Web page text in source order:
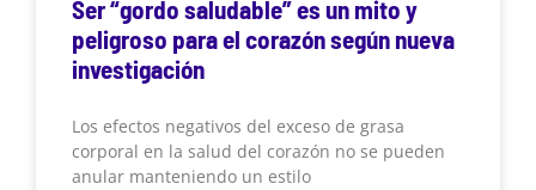
Ser “gordo saludable” es un mito y
peligroso para el corazón según nueva
investigación
Los efectos negativos del exceso de grasa
corporal en la salud del corazón no se pueden
anular manteniendo un estilo